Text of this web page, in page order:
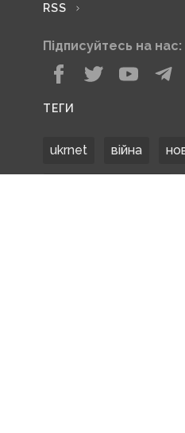
RSS
Підписуйтесь на нас:
ТЕГИ
ukrnet війна